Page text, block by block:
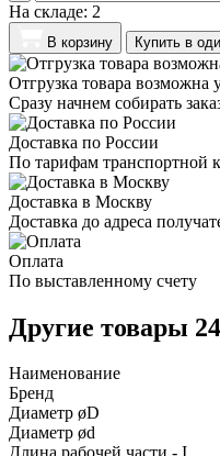
На складе: 2
В корзину Купить в
Отгрузка товара возможна
Сразу начнем собирать
Доставка по России
По тарифам транспортной
Доставка в Москву
Доставка до адреса
Оплата
По выставленному счету
Другие товары
Наименование
Бренд
Диаметр øD
Диаметр ød